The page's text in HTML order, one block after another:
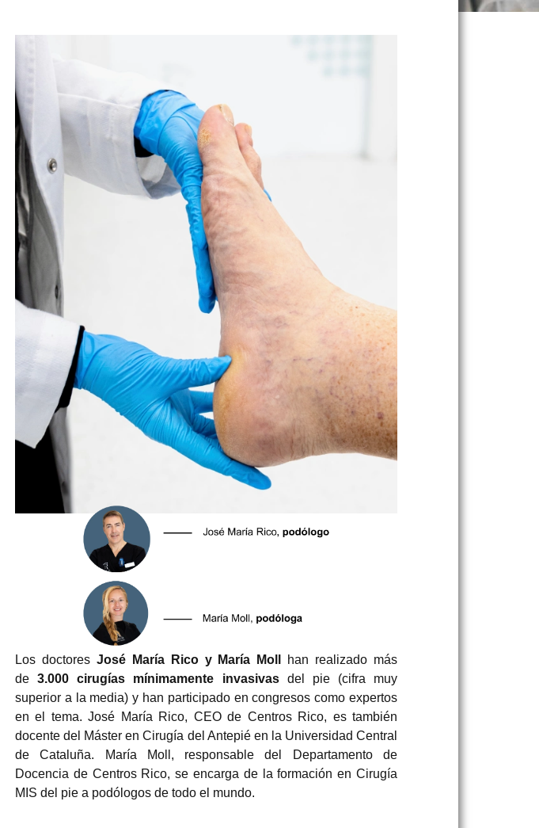
Los doctores José María Rico y María Moll
han realizado más
de3.000 cirugías mínimamente invasivasdel pie (cifra muy
superior a la media) y han participado en congresos como expertos
en el tema. José María Rico, CEO de Centros Rico, es también
docente del Máster en Cirugía del Antepié en la Universidad Central
de Cataluña. María Moll, responsable del Departamento de
Docencia de Centros Rico, se encarga de la formación en Cirugía
MIS del pie a podólogos de todo el mundo.